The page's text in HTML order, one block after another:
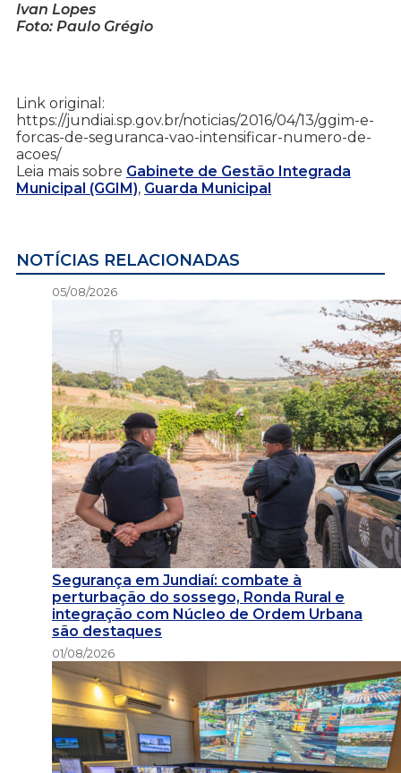
Ivan Lopes
Foto: Paulo Grégio
Link original:
https://jundiai.sp.gov.br/noticias/2016/04/13/ggim-e-
forcas-de-seguranca-vao-intensificar-numero-de-
acoes/
Leia mais sobre Gabinete de Gestão Integrada
Municipal (GGIM), Guarda Municipal
NOTÍCIAS RELACIONADAS
05/08/2026
Segurança em Jundiaí: combate à
perturbação do sossego, Ronda Rural e
integração com Núcleo de Ordem Urbana
são destaques
01/08/2026